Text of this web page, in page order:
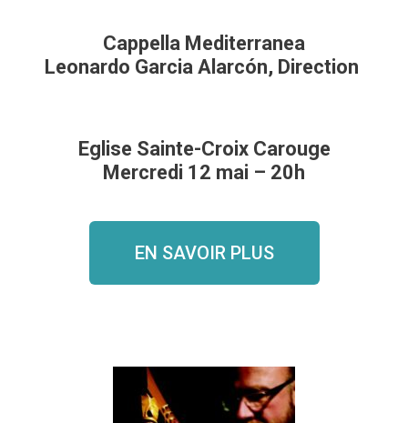
Cappella Mediterranea
Leonardo Garcia Alarcón, Direction
Eglise Sainte-Croix Carouge
Mercredi 12 mai – 20h
EN SAVOIR PLUS